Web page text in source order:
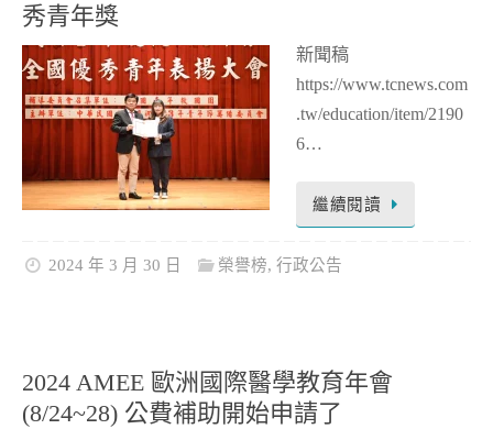
秀青年獎
新聞稿
https://www.tcnews.com
.tw/education/item/2190
6…
繼續閱讀
2024 年 3 月 30 日 榮譽榜, 行政公告
2024 AMEE 歐洲國際醫學教育年會
(8/24~28) 公費補助開始申請了